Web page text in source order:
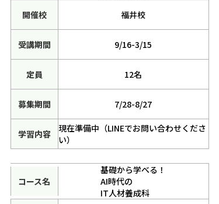
福井校
9/16-3/15
12名
7/28-8/27
現在準備中（LINEでお問い合わせくださ
い）
基礎から学べる！
AI時代の
IT人材養成科